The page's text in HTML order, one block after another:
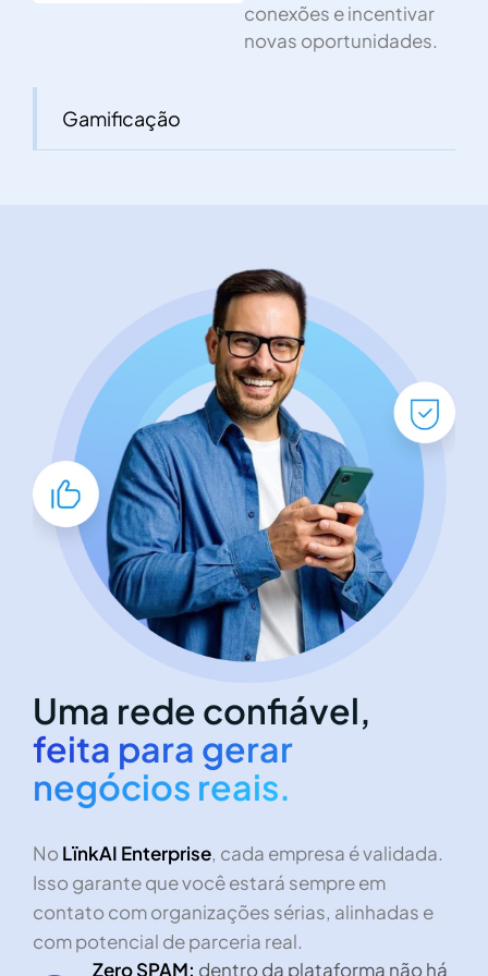
Gamificação
conexões e incentivar
novas oportunidades.
Uma rede confiável,
feita para gerar
negócios reais.
No LïnkAI Enterprise, cada empresa é validada.
Isso garante que você estará sempre em
contato com organizações sérias, alinhadas e
com potencial de parceria real.
Zero SPAM: dentro da plataforma não há